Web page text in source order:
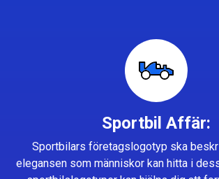
Sportbil Affär:
Sportbilars företagslogotyp ska
elegansen som människor kan hitta i